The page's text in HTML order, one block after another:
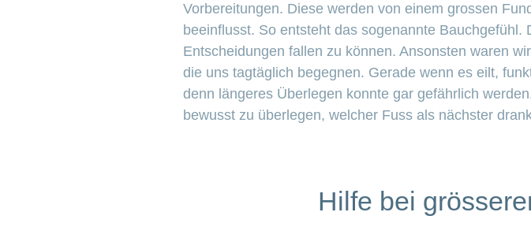
Vorbereitungen. Diese werden von einem grossen
beeinflusst. So entsteht das sogenannte Bauchgefühl.
Entscheidungen fallen zu können. Ansonsten waren
die uns tagtäglich begegnen. Gerade wenn es eilt,
denn längeres Überlegen konnte gar gefährlich
bewusst zu überlegen, welcher Fuss als nächster
Hilfe bei